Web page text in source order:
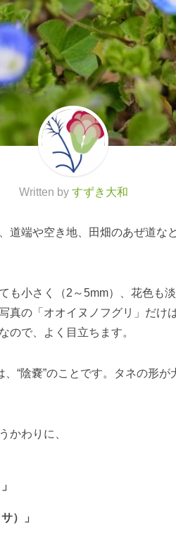
Written by すずき大和
道端や空き地、田畑のあぜ道な
も小さく（2～5mm）、花色も
真の「オオイヌノフグリ」だけ
ので、よく目立ちます。
、“陰嚢”のことです。タネの形
かわりに、
）」